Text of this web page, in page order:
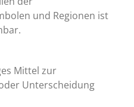
und Regionen ist
Mittel zur
Unterscheidung